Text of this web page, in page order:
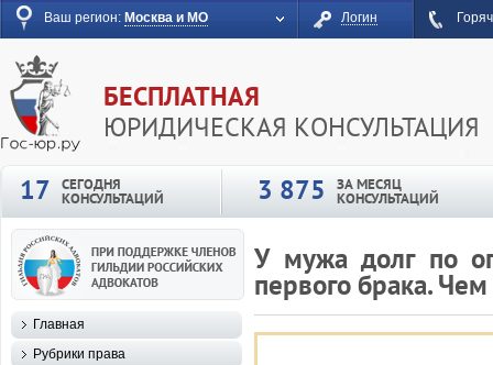
Ваш регион: Москва и МО Логин
БЕСПЛАТНАЯ
ЮРИДИЧЕСКАЯ КОНСУЛЬТАЦИЯ
17
СЕГОДНЯ
КОНСУЛЬТАЦИЙ 3 875 ЗА МЕСЯЦ
КОНСУЛЬТАЦИЙ
У мужа долг по
первого брака.
Главная
Рубрики права